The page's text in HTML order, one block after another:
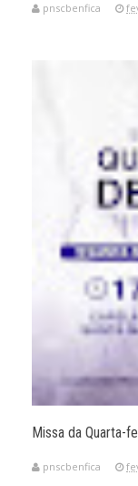
pnscbenfica
Missa da Quarta-
pnscbenfica